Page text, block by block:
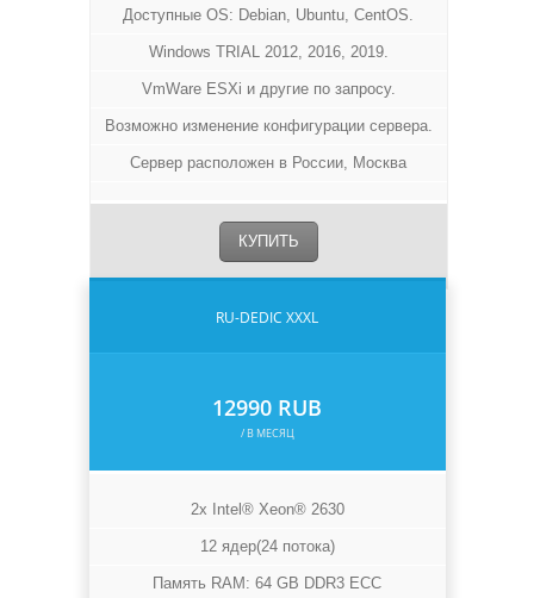
Доступные OS: Debian, Ubuntu, CentOS.
Windows TRIAL 2012, 2016, 2019.
VmWare ESXi и другие по запросу.
Возможно изменение конфигурации сервера.
Сервер расположен в России, Москва
КУПИТЬ
RU-DEDIC XXXL
12990 RUB
/ В МЕСЯЦ
2x Intel® Xeon® 2630
12 ядер(24 потока)
Память RAM: 64 GB DDR3 ECC